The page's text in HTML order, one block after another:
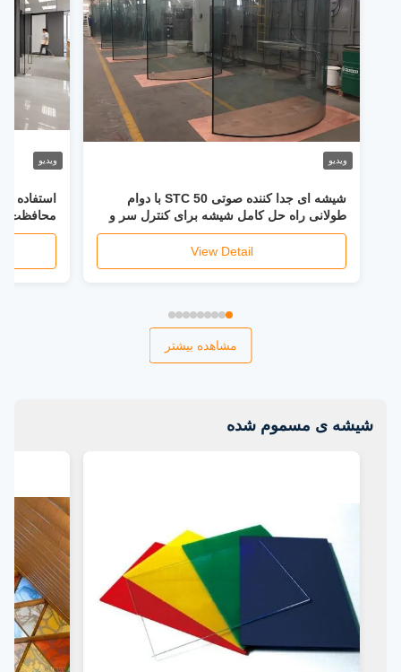
ویدیو
شیشه ای جدا کننده صوتی STC 50 با دوام
طولانی راه حل کامل شیشه برای کنترل سر و
صدا
View Detail
ویدیو
استفاده
محافظت UV موثر و عایق عالی برای بهینه
مشاهده بیشتر
شیشه ی مسموم شده